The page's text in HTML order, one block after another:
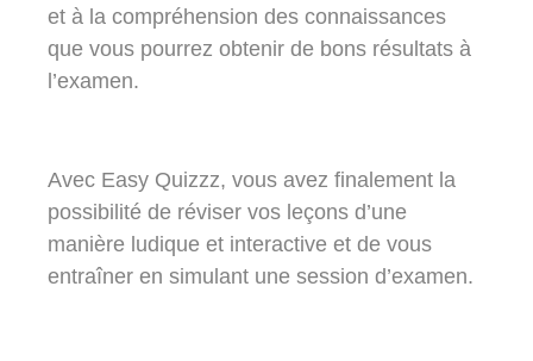
et à la compréhension des connaissances
que vous pourrez obtenir de bons résultats à
l’examen.
Avec Easy Quizzz, vous avez finalement la
possibilité de réviser vos leçons d’une
manière ludique et interactive et de vous
entraîner en simulant une session d’examen.